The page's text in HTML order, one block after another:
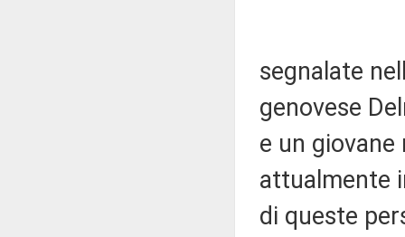
segnalate
genovese
e un
attualmente
di queste